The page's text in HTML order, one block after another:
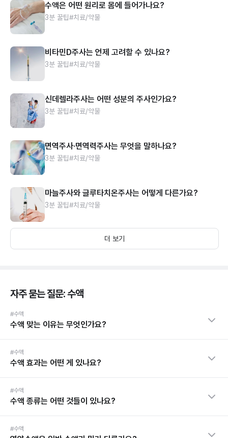
수액은 어떤 원리로 몸에 들어가나요?
3분 꿀팁#치료/약물
비타민D주사는 언제 고려할 수 있나요?
3분 꿀팁#치료/약물
신데렐라주사는 어떤 성분의 주사인가요?
3분 꿀팁#치료/약물
면역주사·면역력주사는 무엇을 말하나요?
3분 꿀팁#치료/약물
마늘주사와 글루타치온주사는 어떻게 다른가요?
3분 꿀팁#치료/약물
더 보기
자주 묻는 질문: 수액
#수액
수액 맞는 이유는 무엇인가요?
#수액
수액 효과는 어떤 게 있나요?
#수액
수액 종류는 어떤 것들이 있나요?
#수액